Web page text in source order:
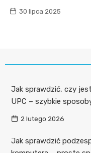
30 lipca 2025
Jak sprawdzić, czy
UPC – szybkie
2 lutego 2026
Jak sprawdzić